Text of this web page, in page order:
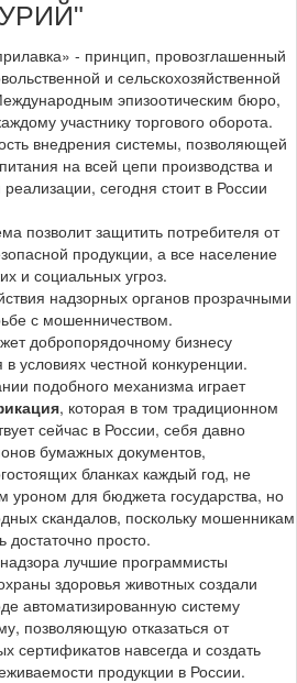
- принцип, провозглашенный
и сельскохозяйственной
эпизоотическим бюро,
участнику торгового оборота.
внедрения системы, позволяющей
на всей цепи производства и
сегодня стоит в России
позволит защитить потребителя от
продукции, а все население
и социальных угроз.
надзорных органов прозрачными
с мошенничеством.
добропорядочному бизнесу
в условиях честной конкуренции.
подобного механизма играет
, которая в том традиционном
сейчас в России, себя давно
бумажных документов,
бланках каждый год, не
уроном для бюджета государства, но
скандалов, поскольку мошенникам
достаточно просто.
лучшие программисты
здоровья животных создали
автоматизированную систему
позволяющую отказаться от
сертификатов навсегда и создать
продукции в России.